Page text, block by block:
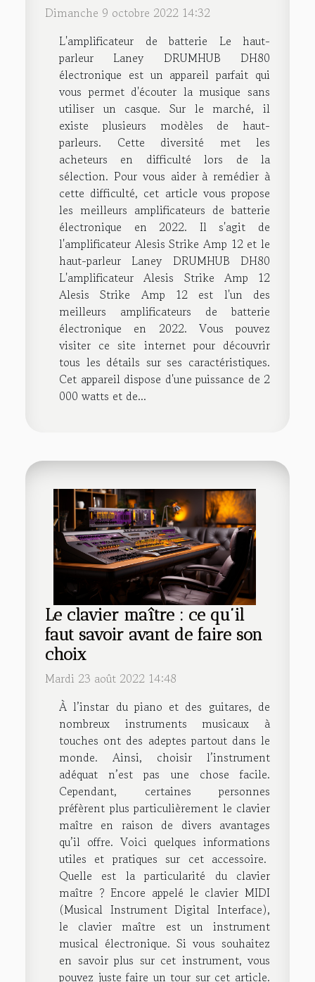
Dimanche 9 octobre 2022 14:32
L'amplificateur de batterie Le haut-
parleur Laney DRUMHUB DH80
électronique est un appareil parfait qui
vous permet d'écouter la musique sans
utiliser un casque. Sur le marché, il
existe plusieurs modèles de haut-
parleurs. Cette diversité met les
acheteurs en difficulté lors de la
sélection. Pour vous aider à remédier à
cette difficulté, cet article vous propose
les meilleurs amplificateurs de batterie
électronique en 2022. Il s'agit de
l'amplificateur Alesis Strike Amp 12 et le
haut-parleur Laney DRUMHUB DH80
L'amplificateur Alesis Strike Amp 12
Alesis Strike Amp 12 est l'un des
meilleurs amplificateurs de batterie
électronique en 2022. Vous pouvez
visiter ce site internet pour découvrir
tous les détails sur ses caractéristiques.
Cet appareil dispose d'une puissance de 2
000 watts et de...
Le clavier maître : ce qu’il
faut savoir avant de faire son
choix
Mardi 23 août 2022 14:48
À l’instar du piano et des guitares, de
nombreux instruments musicaux à
touches ont des adeptes partout dans le
monde. Ainsi, choisir l’instrument
adéquat n’est pas une chose facile.
Cependant, certaines personnes
préfèrent plus particulièrement le clavier
maître en raison de divers avantages
qu’il offre. Voici quelques informations
utiles et pratiques sur cet accessoire.
Quelle est la particularité du clavier
maître ? Encore appelé le clavier MIDI
(Musical Instrument Digital Interface),
le clavier maître est un instrument
musical électronique. Si vous souhaitez
en savoir plus sur cet instrument, vous
pouvez juste faire un tour sur cet article.